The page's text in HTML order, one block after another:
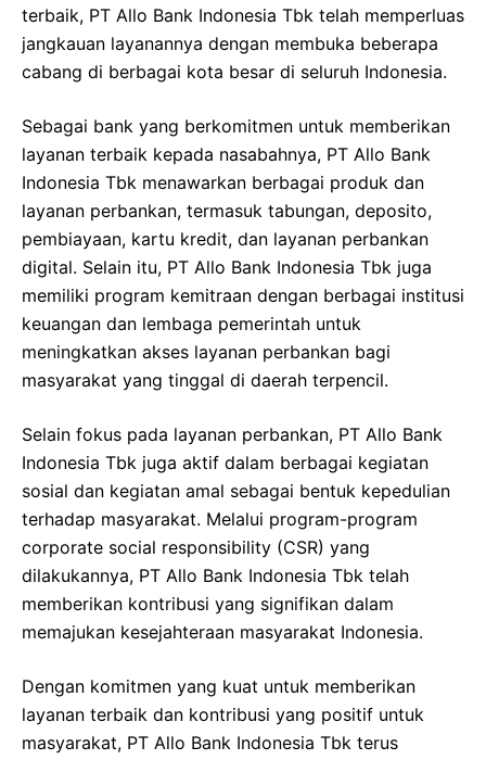
terbaik, PT Allo Bank Indonesia Tbk telah memperluas
jangkauan layanannya dengan membuka beberapa
cabang di berbagai kota besar di seluruh Indonesia.
Sebagai bank yang berkomitmen untuk memberikan
layanan terbaik kepada nasabahnya, PT Allo Bank
Indonesia Tbk menawarkan berbagai produk dan
layanan perbankan, termasuk tabungan, deposito,
pembiayaan, kartu kredit, dan layanan perbankan
digital. Selain itu, PT Allo Bank Indonesia Tbk juga
memiliki program kemitraan dengan berbagai institusi
keuangan dan lembaga pemerintah untuk
meningkatkan akses layanan perbankan bagi
masyarakat yang tinggal di daerah terpencil.
Selain fokus pada layanan perbankan, PT Allo Bank
Indonesia Tbk juga aktif dalam berbagai kegiatan
sosial dan kegiatan amal sebagai bentuk kepedulian
terhadap masyarakat. Melalui program-program
corporate social responsibility (CSR) yang
dilakukannya, PT Allo Bank Indonesia Tbk telah
memberikan kontribusi yang signifikan dalam
memajukan kesejahteraan masyarakat Indonesia.
Dengan komitmen yang kuat untuk memberikan
layanan terbaik dan kontribusi yang positif untuk
masyarakat, PT Allo Bank Indonesia Tbk terus